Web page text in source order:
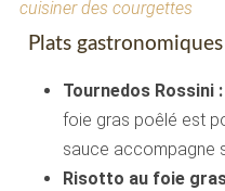
cuisiner des courgettes
Plats gastronomiques
Tournedos Rossini :
foie gras poêlé est
sauce accompagne
Risotto au foie